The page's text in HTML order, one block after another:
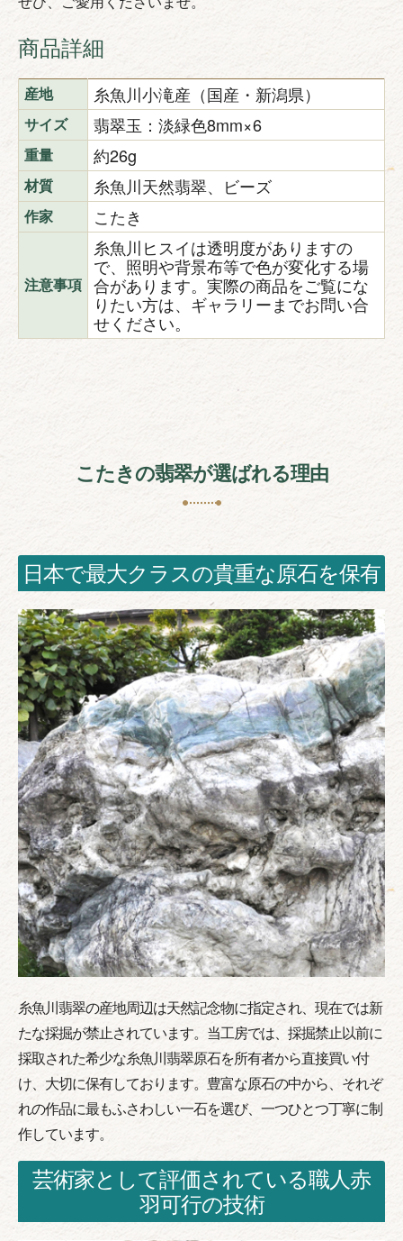
商品詳細
産地 糸魚川小滝産（国産・新潟県）
サイズ 翡翠玉：淡緑色8mm×6
重量 約26g
材質 糸魚川天然翡翠、ビーズ
作家 こたき
注意事項
糸魚川ヒスイは透明度がありますの
で、照明や背景布等で色が変化する場
合があります。実際の商品をご覧にな
りたい方は、ギャラリーまでお問い合
せください。
こたきの翡翠が選ばれる理由
日本で最大クラスの貴重な原石を保有
糸魚川翡翠の産地周辺は天然記念物に指定され、現在では新
たな採掘が禁止されています。当工房では、採掘禁止以前に
採取された希少な糸魚川翡翠原石を所有者から直接買い付
け、大切に保有しております。豊富な原石の中から、それぞ
れの作品に最もふさわしい一石を選び、一つひとつ丁寧に制
作しています。
芸術家として評価されている職人赤
羽可行の技術